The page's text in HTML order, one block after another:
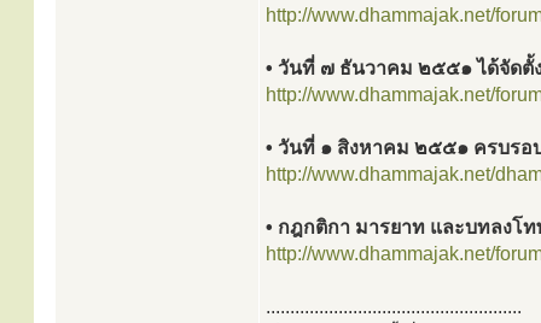
http://www.dhammajak.net/
• วันที่ ๗ ธันวาคม ๒๕๕๑ ได้จัดตั้
http://www.dhammajak.net/
• วันที่ ๑ สิงหาคม ๒๕๕๑ ครบรอ
http://www.dhammajak.net/
• กฎกติกา มารยาท และบทลงโ
http://www.dhammajak.net/
.....................................................